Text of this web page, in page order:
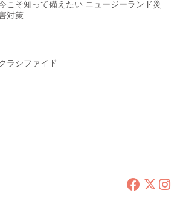
こそ知って備えたい ニュージーランド災
対策
ラシファイド